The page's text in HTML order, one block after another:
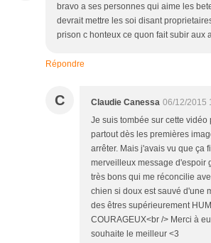
bravo a ses personnes qui aime les
devrait mettre les soi disant
prison c honteux ce quon fait subir aux
Répondre
C Claudie Canessa 06/12/2015
Je suis tombée sur cette vidéo
partout dès les premières
arrêter. Mais j'avais vu que ça
merveilleux message d'espoir
très bons qui me réconcilie
chien si doux est sauvé d'une
des êtres supérieurement
COURAGEUX<br /> Merci à
souhaite le meilleur <3